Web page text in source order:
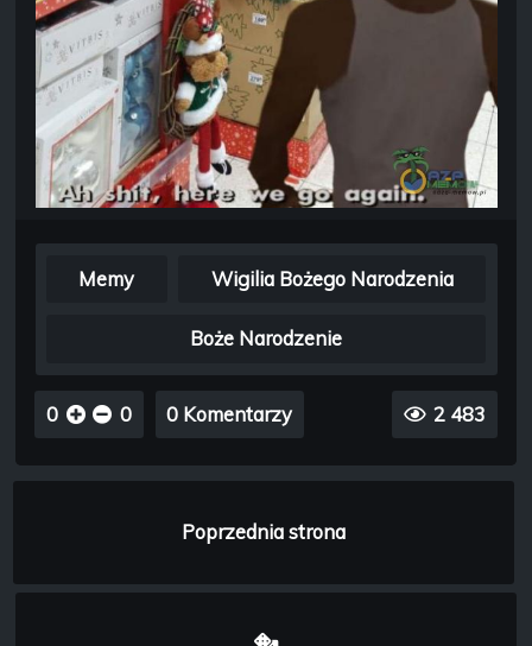
Memy Wigilia Bożego Narodzenia
Boże Narodzenie
0 0 0 Komentarzy 2 483
Poprzednia strona